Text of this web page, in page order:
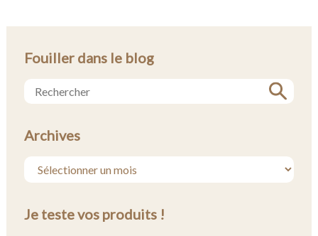
Fouiller dans le blog
Archives
Je teste vos produits !